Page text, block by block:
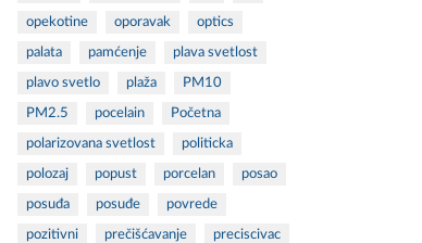
opekotine oporavak optics
palata pamćenje plava svetlost
plavo svetlo plaža PM10
PM2.5 pocelain Početna
polarizovana svetlost politicka
polozaj popust porcelan posao
posuđa posuđe povrede
pozitivni prečišćavanje preciscivac